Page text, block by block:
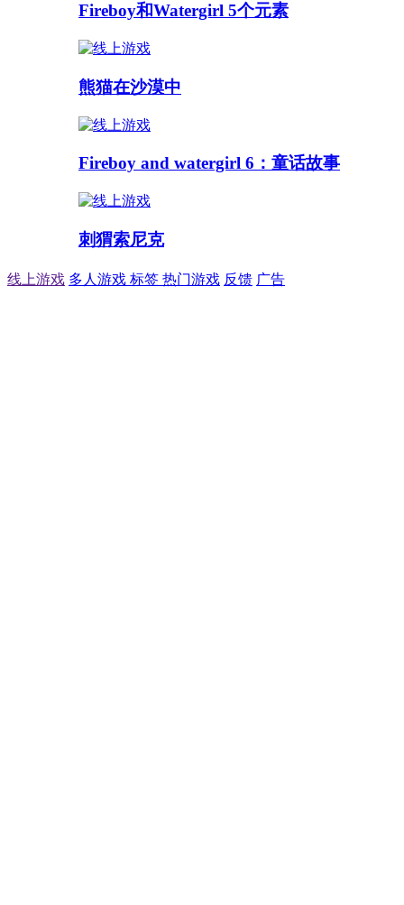
Fireboy和Watergirl 5个元素
熊猫在沙漠中
Fireboy and watergirl 6：童话故事
刺猬索尼克
线上游戏 多人游戏 标签 热门游戏 反馈 广告